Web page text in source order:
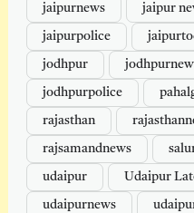
jaipurnews jaipur
jaipurpolice
jodhpur
jodhpurpolice
rajasthan
rajsamandnews
udaipur Udaipur
udaipurnews